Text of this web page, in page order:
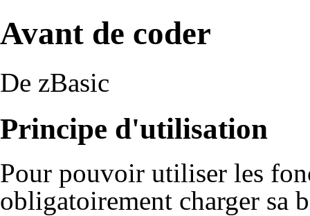
Avant de coder
De zBasic
Principe d'utilisation
Pour pouvoir utiliser les
obligatoirement charger sa